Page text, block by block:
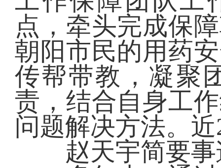
点，牵头完成保
朝阳市民的用药
传帮带教，凝聚
责，结合自身工
问题解决方法。
赵天宇简要事